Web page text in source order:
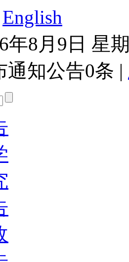
English
年8月9日 星
通知公告0条 |